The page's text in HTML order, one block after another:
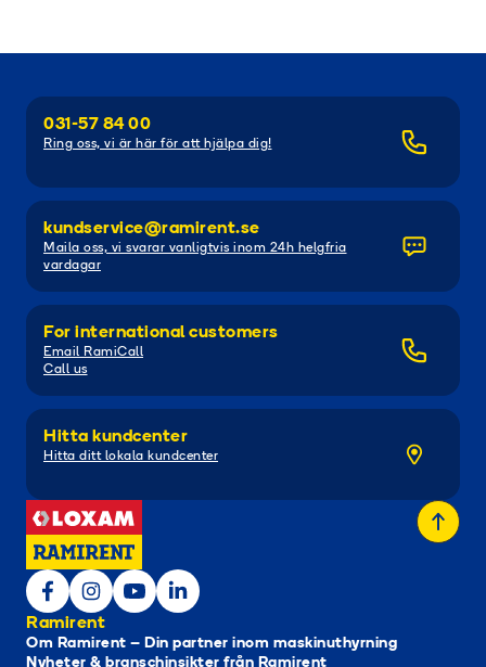
031-57 84 00
Ring oss, vi är här för att hjälpa dig!
kundservice@ramirent.se
Maila oss, vi svarar vanligtvis inom 24h helgfria
vardagar
For international customers
Email RamiCall
Call us
Hitta kundcenter
Hitta ditt lokala kundcenter
Ramirent
Om Ramirent – Din partner inom maskinuthyrning
Nyheter & branschinsikter från Ramirent